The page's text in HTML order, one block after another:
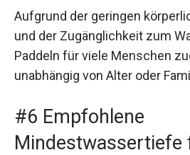
Aufgrund der geringen
und der Zugänglichkeit zum
Paddeln für viele Menschen
unabhängig von Alter oder
#6 Empfohlene
Mindestwassertiefe